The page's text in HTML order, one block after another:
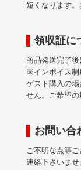
短くなります。
領収証に
商品発送完了後
※インボイス制
ゲスト購入の
せん。ご希望の
お問い合
ご不明な点等
連絡下さいませ